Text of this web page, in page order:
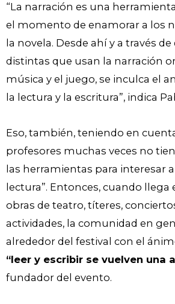
“La narración es una
el momento de enamorar a los
la novela. Desde ahí y a través
distintas que usan la narración
música y el juego, se inculca el
la lectura y la escritura”, indica
Eso, también, teniendo en
profesores muchas veces no
las herramientas para interesar
lectura”. Entonces, cuando llega
obras de teatro, títeres,
actividades, la comunidad en
alrededor del festival con el
“leer y escribir se vuelven una
fundador del evento.